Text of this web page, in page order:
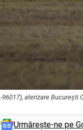
aterizare București
Urmărește-ne pe